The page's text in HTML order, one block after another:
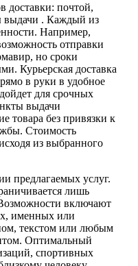
доставки: почтой,
выдачи . Каждый из
Например,
отправки
но сроки
Курьерская доставка
в руки в удобное
для срочных
выдачи
товара без привязки к
Стоимость
из выбранного
предлагаемых услуг.
лишь
включают
именных или
текстом или любым
Оптимальный
спортивных